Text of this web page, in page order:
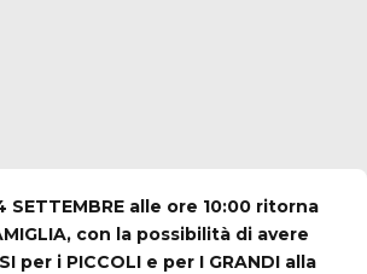
SETTEMBRE alle ore 10:00 ritorna
con la possibilità di avere
per i PICCOLI e per I GRANDI alla